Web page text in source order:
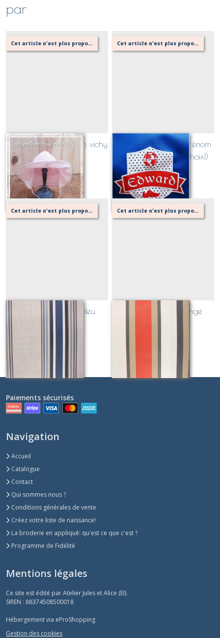
par
Cet article n'est plus proposé, retournez au menu principal ou contactez moi!
Capeline bébé version vichy
Sur demande
Cet article n'est plus proposé, retournez au menu principal ou contactez moi!
Blason SPORT avec prénom
(plusieurs sport au choix!)
Sur demande
Cet article n'est plus proposé, retournez au menu principal ou contactez moi!
SUNNY Le croisic bleu
Cet article n'est plus proposé, retournez au menu principal ou contactez moi!
SUNNY Tango orange
Paiements sécurisés
Navigation
Accueil
Catalogue
Contact
Qui sommes nous ?
Conditions générales de vente
Créez votre liste de naissance!
La broderie en appliqué: qu'est ce que c'est ?
Programme de Fidélité
Mentions légales
Ce site est édité par Atelier Jules et Alice (EI).
SIREN : 88374508500018
Hébergement via eProShopping
Gestion des cookies